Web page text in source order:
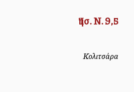
Ἰησ. Ν. 9,5
Κολιτσάρα